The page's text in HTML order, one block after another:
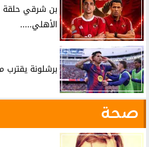
بن شرقي حلقة
الأهلي.....
برشلونة يقترب
صحة